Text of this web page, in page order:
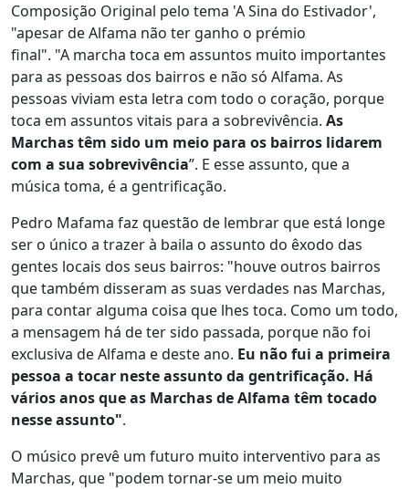
Composição Original pelo tema 'A Sina do Estivador',
"apesar de Alfama não ter ganho o prémio
final". "A marcha toca em assuntos muito importantes
para as pessoas dos bairros e não só Alfama. As
pessoas viviam esta letra com todo o coração, porque
toca em assuntos vitais para a sobrevivência. As
Marchas têm sido um meio para os bairros lidarem
com a sua sobrevivência”. E esse assunto, que a
música toma, é a gentrificação.
Pedro Mafama faz questão de lembrar que está longe
ser o único a trazer à baila o assunto do êxodo das
gentes locais dos seus bairros: "houve outros bairros
que também disseram as suas verdades nas Marchas,
para contar alguma coisa que lhes toca. Como um todo,
a mensagem há de ter sido passada, porque não foi
exclusiva de Alfama e deste ano. Eu não fui a primeira
pessoa a tocar neste assunto da gentrificação. Há
vários anos que as Marchas de Alfama têm tocado
nesse assunto".
O músico prevê um futuro muito interventivo para as
Marchas, que "podem tornar-se um meio muito